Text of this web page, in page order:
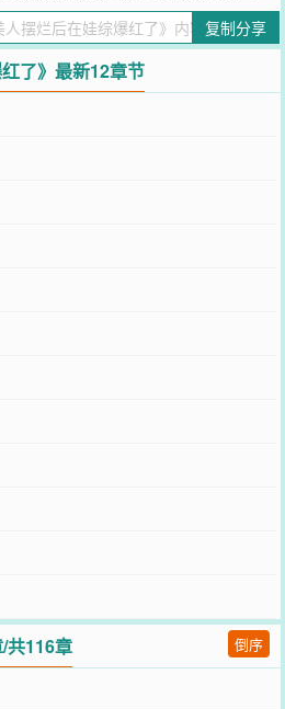
人给他接了一档带娃综艺。小反派躺
要他这个爸爸，活脱一个熊孩子。宁
好不容易重活一次，宁时雪谁都不伺候
开始录制——小反派不愿意做任务，耍
没来得及掉下来，宁时雪皱眉捂住心
别抢我戏份。小反派一哭二闹不肯吃
绒服给自己贴暖宝宝，还不忘温温柔
盆奶。崽：？？？崽哭得更大声了。
路增加了。】【到底谁跟我说宁时雪
！！】【作精vs熊孩子，这一波我们
都在等这个作精被踢出节目组，结果整
转，甚至争先恐后想把自己的奶瓶塞
又白，怒道：“我小爸爸只能喝我的盆
自己的小爸爸吗？！#团宠作精爸爸
联姻对象是个作天作地，还柔弱不能自
他带人赶过去，发现他柔弱不能自理
无表情地拧断了绑匪的胳膊。甚至还
：？？？*所有人都知道，燕城的大佬
作又病。到了谢照洲手里，不知道能
逼得罪大佬，被赶出豪门流落街头。
着，睫毛浓长，脸颊白皙漂亮到透
。就像抱着不容许任何人觊觎的珍
有欲超强阴鸷反派攻ps：崽非亲生，是
已截图★求预收《当社恐穿成豪
升级流爽文，成了里面鸠占鹊巢的炮
的，还娇纵任性，跟几个哥哥抢家
少爷被认回来。最后事情败露，被整
，沉入海底，死无全尸。庄黎穿过来
开嘴就不受控制地冷笑了一声，拿鞋
，你这种见不得光的私生子，根本不配
手被人牢牢地按在身后，那双眼漆黑冰
能再抢救一下吗？*庄黎不敢作死，
复制分享
了》最新12章节
共116章 倒序